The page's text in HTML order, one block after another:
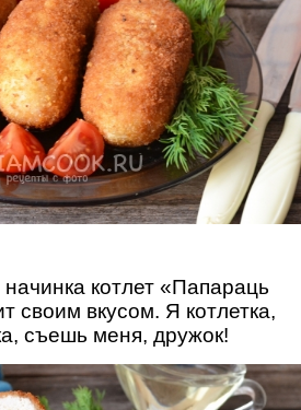
котлет «Папараць
своим вкусом. Я котлетка,
съешь меня, дружок!